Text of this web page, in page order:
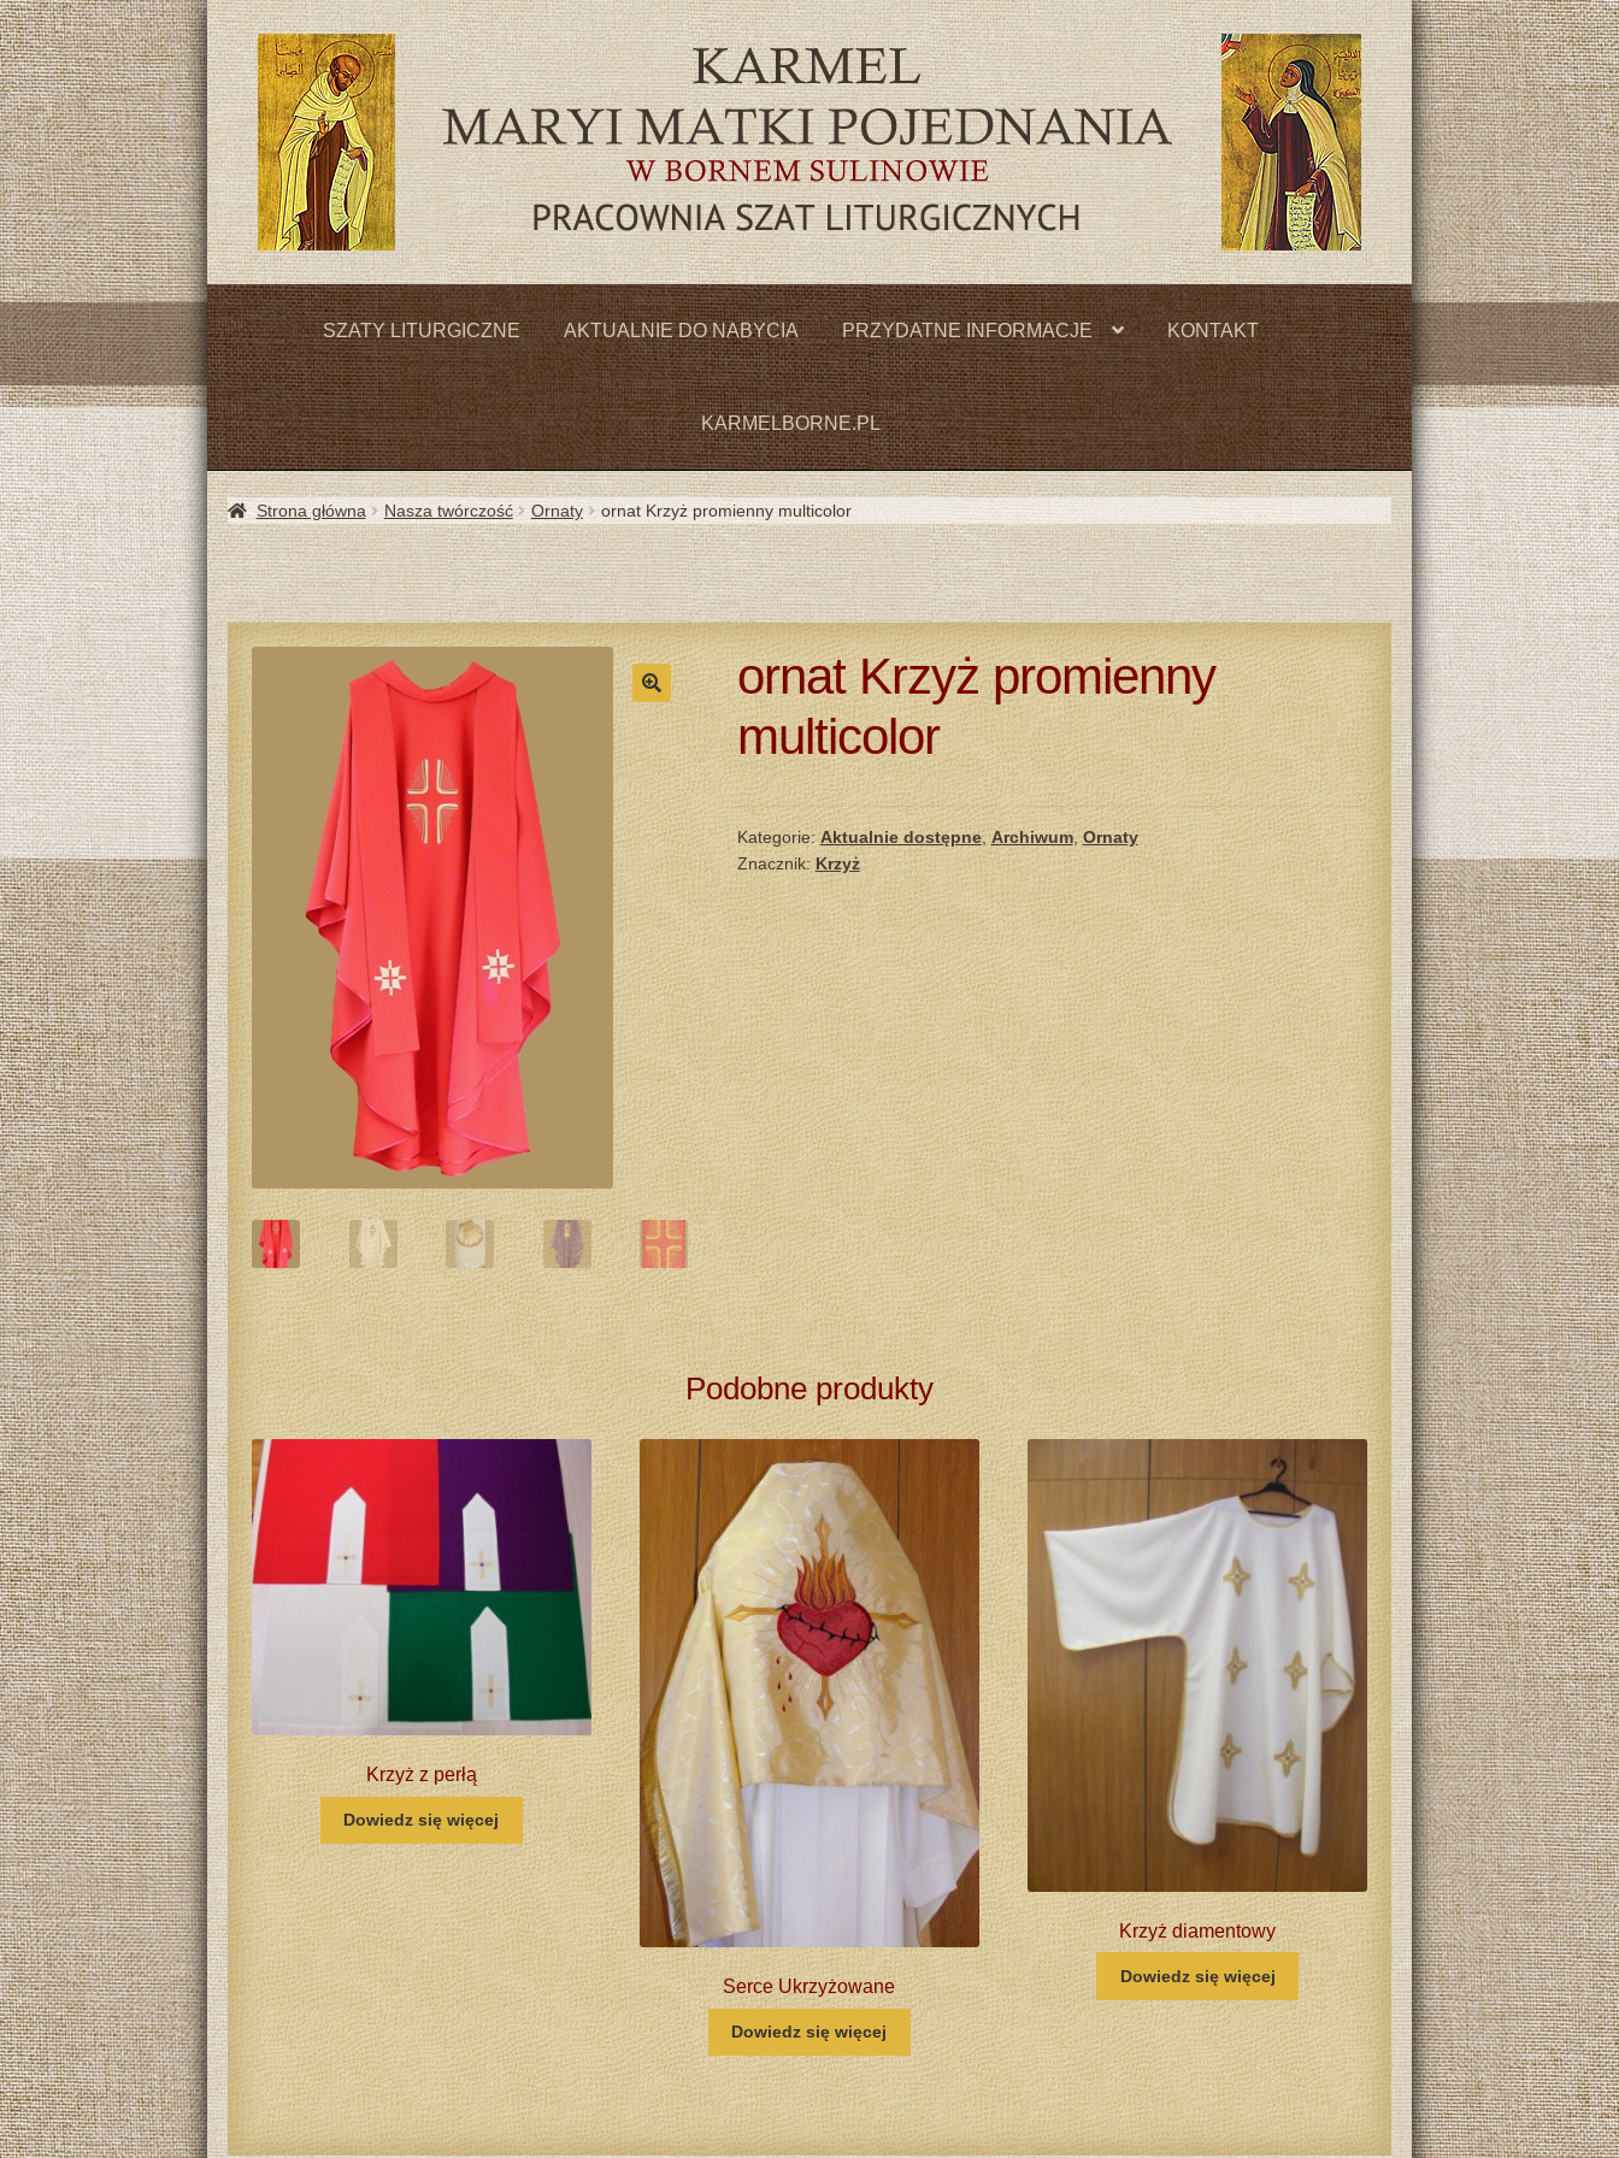
Przejdź
do
nawigacji
Przejdź
do
treści
SZATY LITURGICZNE AKTUALNIE DO NABYCIA PRZYDATNE INFORMACJE KONTAKT
KARMELBORNE.PL
Strona główna Nasza twórczość Ornaty ornat Krzyż promienny multicolor
ornat Krzyż promienny
multicolor
Kategorie:Aktualnie dostępne,Archiwum,Ornaty
Znacznik:Krzyż
Podobne produkty
Krzyż z perłą
Dowiedz się więcej
Serce Ukrzyżowane
Dowiedz się więcej
Krzyż diamentowy
Dowiedz się więcej